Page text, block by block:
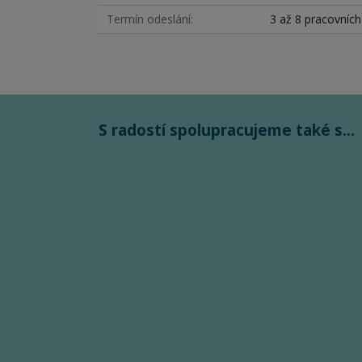
Termín odeslání
3 až 8
S radostí spolupracujeme také s...